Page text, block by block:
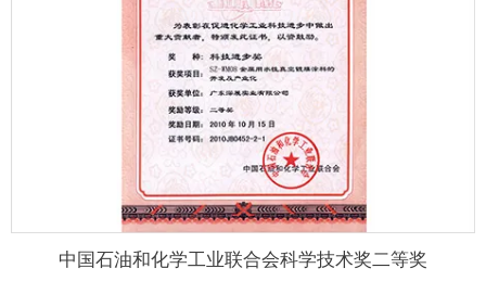
中国石油和化学工业联合会科学技术奖二等奖